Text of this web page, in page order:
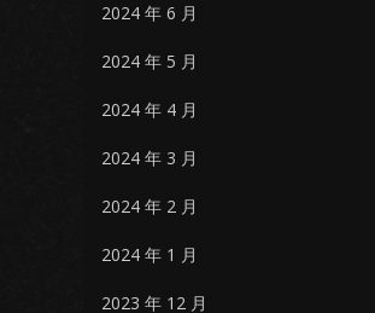
2024 年 6 月
2024 年 5 月
2024 年 4 月
2024 年 3 月
2024 年 2 月
2024 年 1 月
2023 年 12 月